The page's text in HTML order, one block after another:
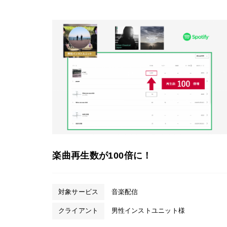
楽曲再生数が100倍に！
対象サービス 音楽配信
クライアント 男性インストユニット様